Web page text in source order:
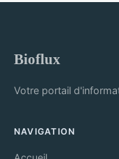
Bioflux
Votre portail
NAVIGATION